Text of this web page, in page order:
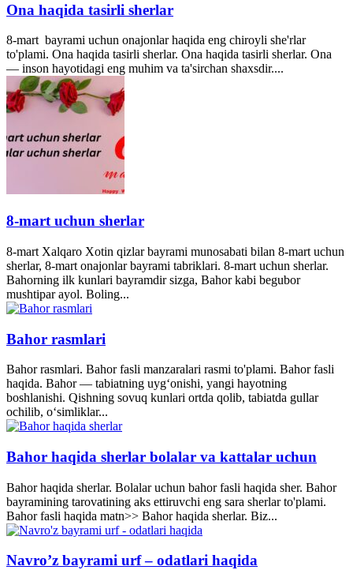
Ona haqida tasirli sherlar
8-mart bayrami uchun onajonlar haqida eng chiroyli she'rlar
to'plami. Ona haqida tasirli sherlar. Ona haqida tasirli sherlar. Ona
— inson hayotidagi eng muhim va ta'sirchan shaxsdir....
8-mart uchun sherlar
8-mart Xalqaro Xotin qizlar bayrami munosabati bilan 8-mart uchun
sherlar, 8-mart onajonlar bayrami tabriklari. 8-mart uchun sherlar.
Bahorning ilk kunlari bayramdir sizga, Bahor kabi begubor
mushtipar ayol. Boling...
Bahor rasmlari
Bahor rasmlari. Bahor fasli manzaralari rasmi to'plami. Bahor fasli
haqida. Bahor — tabiatning uyg‘onishi, yangi hayotning
boshlanishi. Qishning sovuq kunlari ortda qolib, tabiatda gullar
ochilib, o‘simliklar...
Bahor haqida sherlar bolalar va kattalar uchun
Bahor haqida sherlar. Bolalar uchun bahor fasli haqida sher. Bahor
bayramining tarovatining aks ettiruvchi eng sara sherlar to'plami.
Bahor fasli haqida matn>> Bahor haqida sherlar. Biz...
Navro’z bayrami urf – odatlari haqida